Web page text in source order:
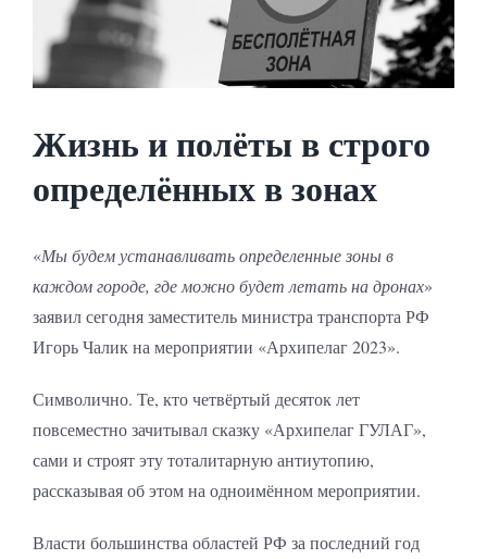
Жизнь и полёты в строго
определённых в зонах
«Мы будем устанавливать определенные зоны в
каждом городе, где можно будет летать на дронах»
заявил сегодня заместитель министра транспорта РФ
Игорь Чалик на мероприятии «Архипелаг 2023».
Символично. Те, кто четвёртый десяток лет
повсеместно зачитывал сказку «Архипелаг ГУЛАГ»,
сами и строят эту тоталитарную антиутопию,
рассказывая об этом на одноимённом мероприятии.
Власти большинства областей РФ за последний год